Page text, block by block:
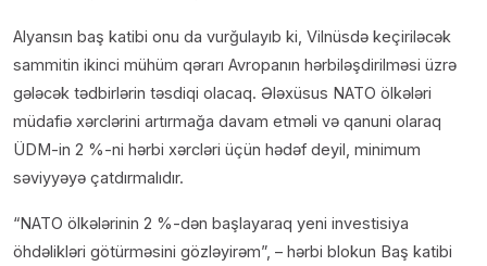
Alyansın baş katibi onu da vurğulayıb ki, Vilnüsdə keçiriləcək
sammitin ikinci mühüm qərarı Avropanın hərbiləşdirilməsi üzrə
gələcək tədbirlərin təsdiqi olacaq. Ələxüsus NATO ölkələri
müdafiə xərclərini artırmağa davam etməli və qanuni olaraq
ÜDM-in 2 %-ni hərbi xərcləri üçün hədəf deyil, minimum
səviyyəyə çatdırmalıdır.
“NATO ölkələrinin 2 %-dən başlayaraq yeni investisiya
öhdəlikləri götürməsini gözləyirəm”, – hərbi blokun Baş katibi